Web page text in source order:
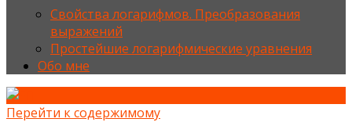
Свойства логарифмов. Преобразования
выражений
Простейшие логарифмические уравнения
Обо мне
Перейти к содержимому